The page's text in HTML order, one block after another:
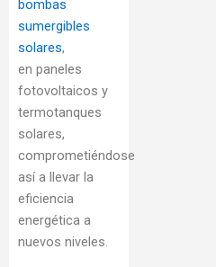
bombas
sumergibles
solares,
en paneles
fotovoltaicos y
termotanques
solares,
comprometiéndose
así a llevar la
eficiencia
energética a
nuevos niveles.